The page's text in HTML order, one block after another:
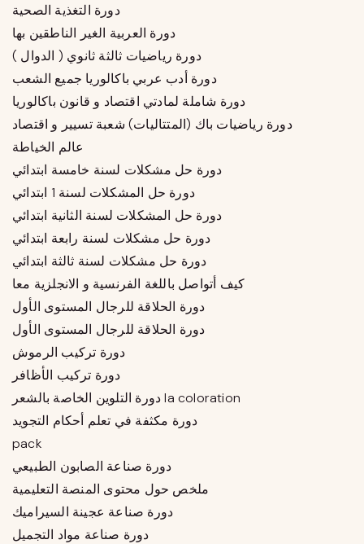
دورة التغذية الصحية
دورة العربية الغير الناطقين بها
دورة رياضيات ثالثة ثانوي ( الدوال )
دورة أدب عربي باكالوريا جميع الشعب
دورة شاملة لمادتي اقتصاد و قانون باكالوريا
دورة رياضيات باك (المتتاليات) شعبة تسيير و اقتصاد
عالم الخياطة
دورة حل مشكلات لسنة خامسة ابتدائي
دورة حل المشكلات لسنة 1 ابتدائي
دورة حل المشكلات لسنة الثانية ابتدائي
دورة حل مشكلات لسنة رابعة ابتدائي
دورة حل مشكلات لسنة ثالثة ابتدائي
كيف أتواصل باللغة الفرنسية و الانجلزية معا
دورة الحلاقة للرجال المستوى الأول
دورة الحلاقة للرجال المستوى الأول
دورة تركيب الرموش
دورة تركيب الأظافر
دورة التلوين الخاصة بالشعر la coloration
دورة مكثفة في تعلم أحكام التجويد
pack
دورة صناعة الصابون الطبيعي
ملخص حول محتوى المنصة التعليمية
دورة صناعة عجينة السيراميك
دورة صناعة مواد التجميل